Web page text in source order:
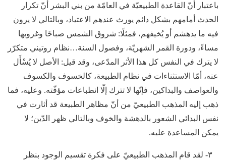
باعتبار أنّ القاعدة الطبيعيّة في العامّة من بني البشر أنّ تكرار
الحدث أمامهم بشكل دائم يورث عندهم الاعتياد، وبالتالي لا يرون
فيه ما يدهشم أو يُخيفهم، فمثلًا: شروق الشمس صباحًا وغروبها
مساءً، ودورة القمر الشهريّة، وفصول السنة…نظام روتيني متكرّر
لا يترك في النفس كل هذا الأثر المدّعى، وقد قيل: الأصل لا يُسْأَل
عنه، أمّا الاستثناءات في نظام الطبيعة، كالخسوف والكسوف
والعواصف والبداكين، فإنّها لا تترك إلّا انطباعات مؤقّته. وعليه، فما
ذهب إليه المذهب الطبيعيّ من أنّ مظاهر الطبيعة قد أثارت في
نفس البدائي الشعور بالدهشة والخوف وبالتالي ظهر الدّين؛ لا
يمكن المساعدة عليه.
٣- لقد قام المذهب الطبيعيّ على فكرة تقسيم الوجود بنظر